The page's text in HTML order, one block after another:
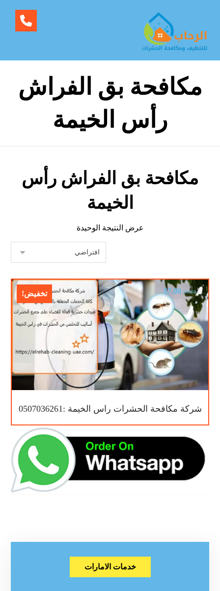
مكافحة بق الفراش
رأس الخيمة
مكافحة بق الفراش رأس
الخيمة
عرض النتيجة الوحيدة
تخفيض!
شركة مكافحة الحشرات راس الخيمة :0507036261
$9.00
$7.00
خدمات الامارات